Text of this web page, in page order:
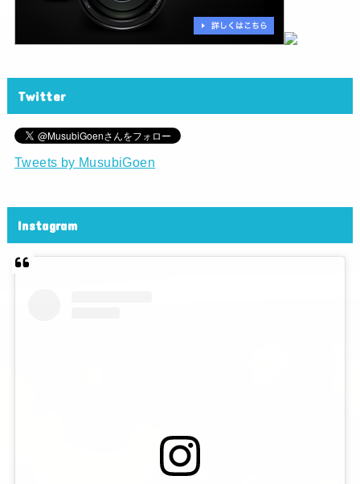
Twitter
Tweets by MusubiGoen
Instagram